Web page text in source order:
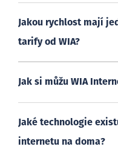
Jakou rychlost mají
tarify od WIA?
Jak si můžu WIA
Jaké technologie
internetu na doma?